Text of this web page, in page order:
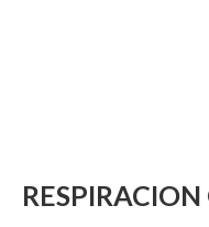
RESPIRACION